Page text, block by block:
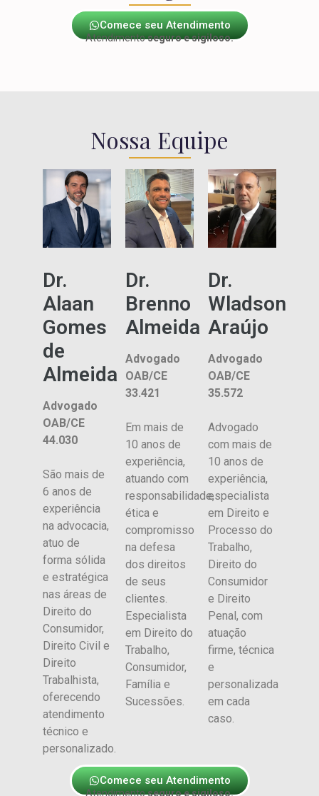
Comece seu Atendimento
Atendimentoseguro e sigiloso.
Nossa Equipe
Dr.
Alaan
Gomes
de
Almeida
Advogado
OAB/CE
44.030
São mais de
6 anos de
experiência
na advocacia,
atuo de
forma sólida
e estratégica
nas áreas de
Direito do
Consumidor,
Direito Civil e
Direito
Trabalhista,
oferecendo
atendimento
técnico e
personalizado.
Dr.
Brenno
Almeida
Advogado
OAB/CE
33.421
Em mais de
10 anos de
experiência,
atuando com
responsabilidade,
ética e
compromisso
na defesa
dos direitos
de seus
clientes.
Especialista
em Direito do
Trabalho,
Consumidor,
Família e
Sucessões.
Dr.
Wladson
Araújo
Advogado
OAB/CE
35.572
Advogado
com mais de
10 anos de
experiência,
especialista
em Direito e
Processo do
Trabalho,
Direito do
Consumidor
e Direito
Penal, com
atuação
firme, técnica
e
personalizada
em cada
caso.
Comece seu Atendimento
Atendimentoseguro e sigiloso.